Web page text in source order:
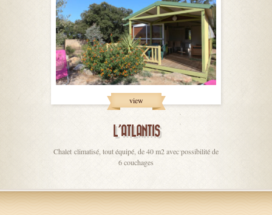
view
L’ATLANTIS
Chalet climatisé, tout équipé, de 40 m2 avec possibilité de
6 couchages